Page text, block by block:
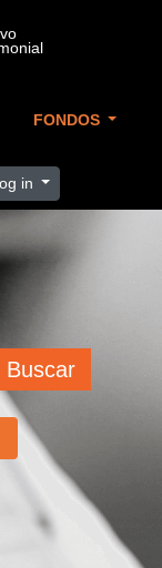
FONDOS
in
Buscar